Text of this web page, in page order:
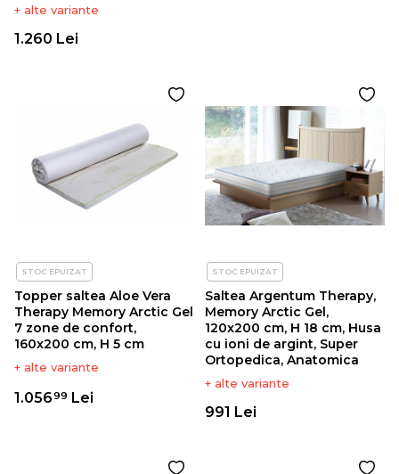
+ alte variante
1.260 Lei
STOC EPUIZAT
Topper saltea Aloe Vera
Therapy Memory Arctic Gel
7 zone de confort,
160x200 cm, H 5 cm
+ alte variante
1.05699 Lei
STOC EPUIZAT
Saltea Argentum Therapy,
Memory Arctic Gel,
120x200 cm, H 18 cm, Husa
cu ioni de argint, Super
Ortopedica, Anatomica
+ alte variante
991 Lei